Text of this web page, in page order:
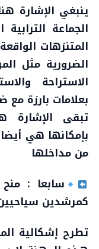
ينبغي الإشارة
الجماعة
المتنزهات
الضرورية مثل
الاستراحة
بعلامات بارزة مع
تبقى الإشارة
بإمكانها هي
من مداخلها
سابعا : منح
كمرشدين
تطرح إشكالية